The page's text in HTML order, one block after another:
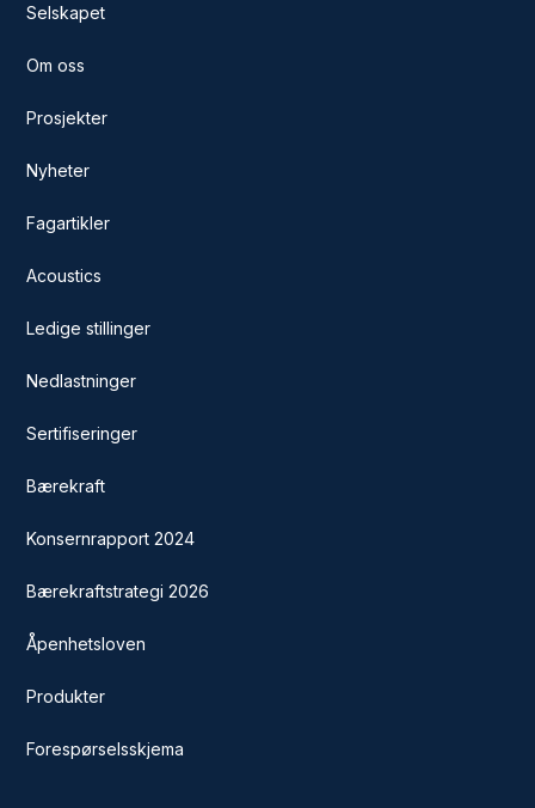
Selskapet
Om oss
Prosjekter
Nyheter
Fagartikler
Acoustics
Ledige stillinger
Nedlastninger
Sertifiseringer
Bærekraft
Konsernrapport 2024
Bærekraftstrategi 2026
Åpenhetsloven
Produkter
Forespørselsskjema